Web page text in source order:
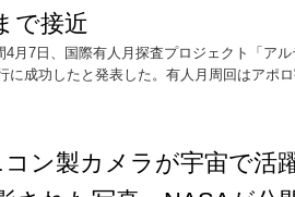
で接近
月7日、国際有人月探査プロジェクト「ア
に成功したと発表した。有人月周回はアポロ
コン製カメラが宇宙で活